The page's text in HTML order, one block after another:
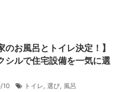
のお風呂とトイレ決定！】
シルで住宅設備を一気に選
10 トイレ, 選び, 風呂